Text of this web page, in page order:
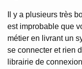
Il y a plusieurs très
est improbable que
métier en livrant un
se connecter et rien
librairie de